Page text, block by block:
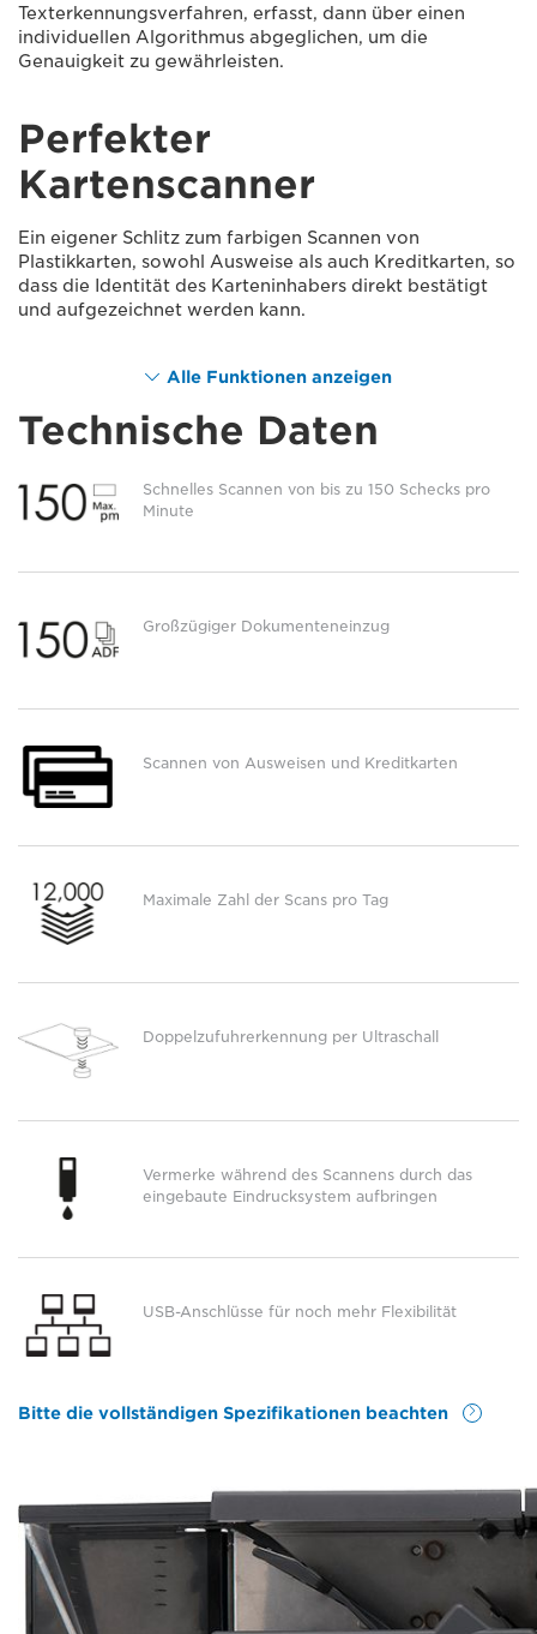
Texterkennungsverfahren, erfasst, dann über einen
individuellen Algorithmus abgeglichen, um die
Genauigkeit zu gewährleisten.
Perfekter
Kartenscanner
Ein eigener Schlitz zum farbigen Scannen von
Plastikkarten, sowohl Ausweise als auch Kreditkarten, so
dass die Identität des Karteninhabers direkt bestätigt
und aufgezeichnet werden kann.
Alle Funktionen anzeigen
Technische Daten
Schnelles Scannen von bis zu 150 Schecks pro
Minute
Großzügiger Dokumenteneinzug
Scannen von Ausweisen und Kreditkarten
Maximale Zahl der Scans pro Tag
Doppelzufuhrerkennung per Ultraschall
Vermerke während des Scannens durch das
eingebaute Eindrucksystem aufbringen
USB-Anschlüsse für noch mehr Flexibilität
Bitte die vollständigen Spezifikationen beachten